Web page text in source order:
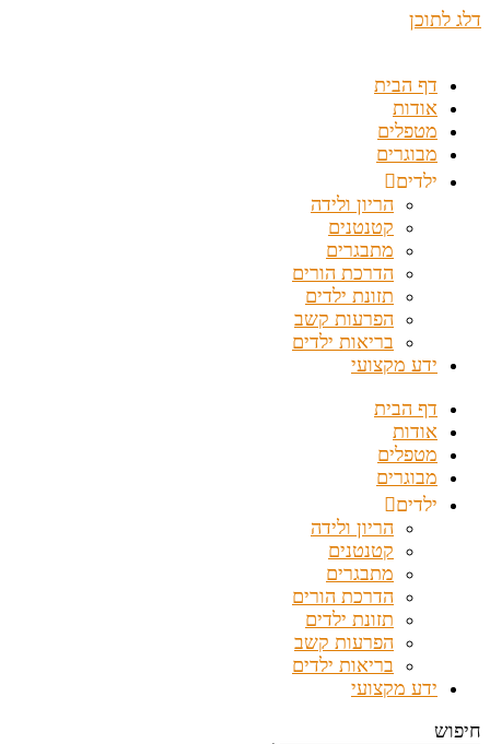
דלג לתוכן
דף הבית
אודות
מטפלים
מבוגרים
ילדים
הריון ולידה
קטנטנים
מתבגרים
הדרכת הורים
תזונת ילדים
הפרעות קשב
בריאות ילדים
ידע מקצועי
דף הבית
אודות
מטפלים
מבוגרים
ילדים
הריון ולידה
קטנטנים
מתבגרים
הדרכת הורים
תזונת ילדים
הפרעות קשב
בריאות ילדים
ידע מקצועי
חיפוש